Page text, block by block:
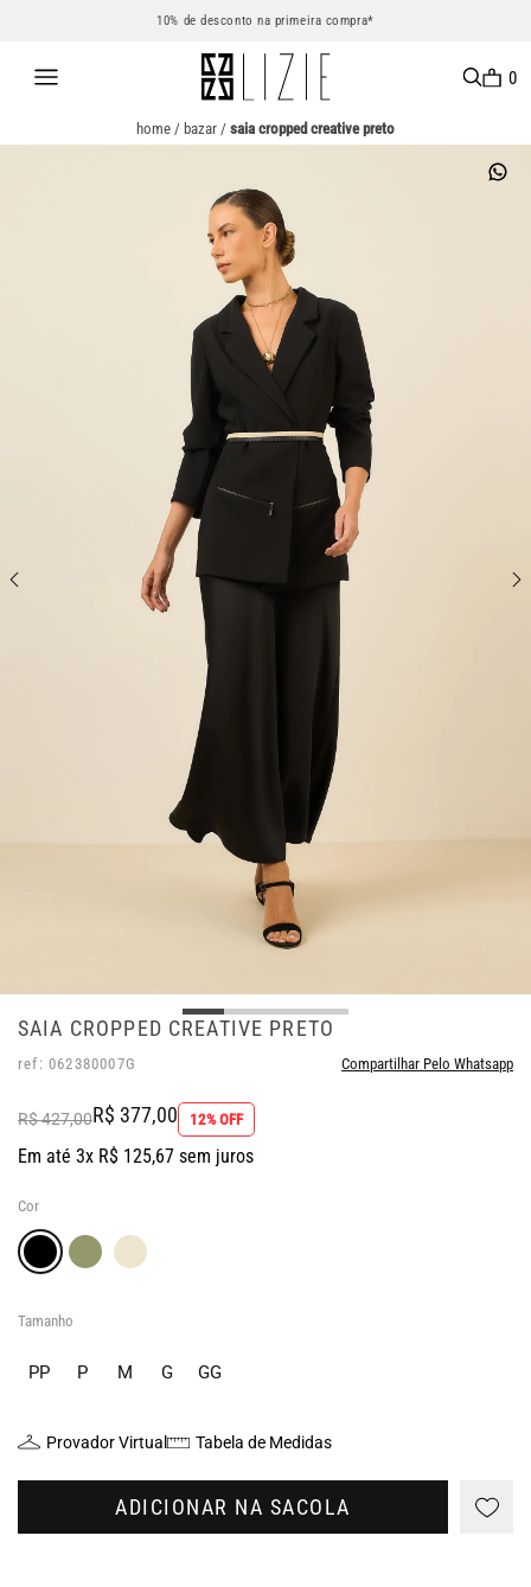
10% de desconto na primeira compra*
0
home / bazar / saia cropped creative preto
SAIA CROPPED CREATIVE PRETO
ref: 062380007G Compartilhar Pelo Whatsapp
R$ 427,00R$ 377,00 12% OFF
Em até 3x R$ 125,67 sem juros
Cor
Tamanho
PP P M G GG
Provador Virtual Tabela de Medidas
ADICIONAR NA SACOLA